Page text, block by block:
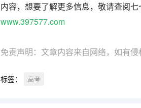
内容，想要了解更多信息，敬请查阅七
www.397577.com
免责声明：文章内容来自网络，如有侵
标签： 高考